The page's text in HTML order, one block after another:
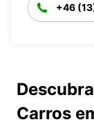
+46
Carros